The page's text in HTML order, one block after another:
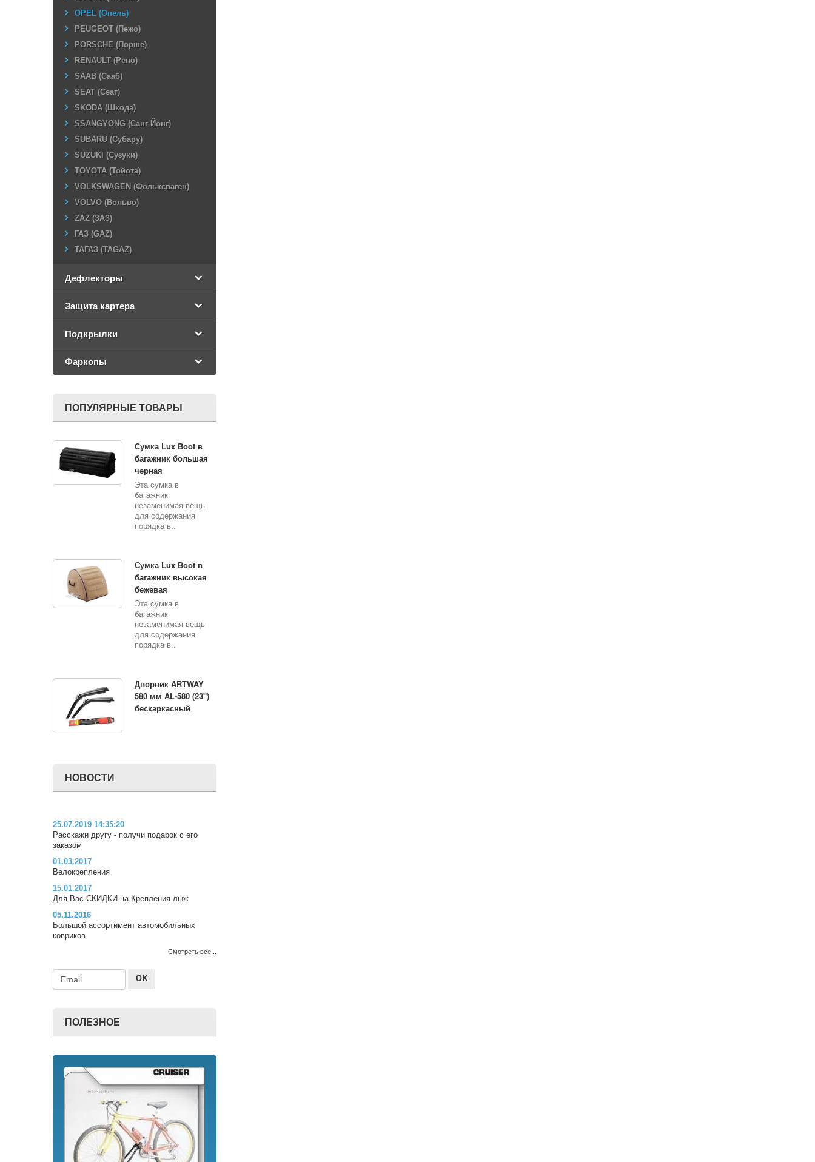
OPEL (Опель)
PEUGEOT (Пежо)
PORSCHE (Порше)
RENAULT (Рено)
SAAB (Сааб)
SEAT (Сеат)
SKODA (Шкода)
SSANGYONG (Санг Йонг)
SUBARU (Субару)
SUZUKI (Сузуки)
TOYOTA (Тойота)
VOLKSWAGEN (Фольксваген)
VOLVO (Вольво)
ZAZ (ЗАЗ)
ГАЗ (GAZ)
ТАГАЗ (TAGAZ)
Дефлекторы
Защита картера
Подкрылки
Фаркопы
ПОПУЛЯРНЫЕ ТОВАРЫ
Сумка Lux Boot в
багажник большая
черная
Эта сумка в
багажник
незаменимая вещь
для содержания
порядка в..
Сумка Lux Boot в
багажник высокая
бежевая
Эта сумка в
багажник
незаменимая вещь
для содержания
порядка в..
Дворник ARTWAY
580 мм AL-580 (23")
бескаркасный
НОВОСТИ
25.07.2019 14:35:20
Расскажи другу - получи подарок с его
заказом
01.03.2017
Велокрепления
15.01.2017
Для Вас СКИДКИ на Крепления лыж
05.11.2016
Большой ассортимент автомобильных
ковриков
Смотреть все...
ПОЛЕЗНОЕ